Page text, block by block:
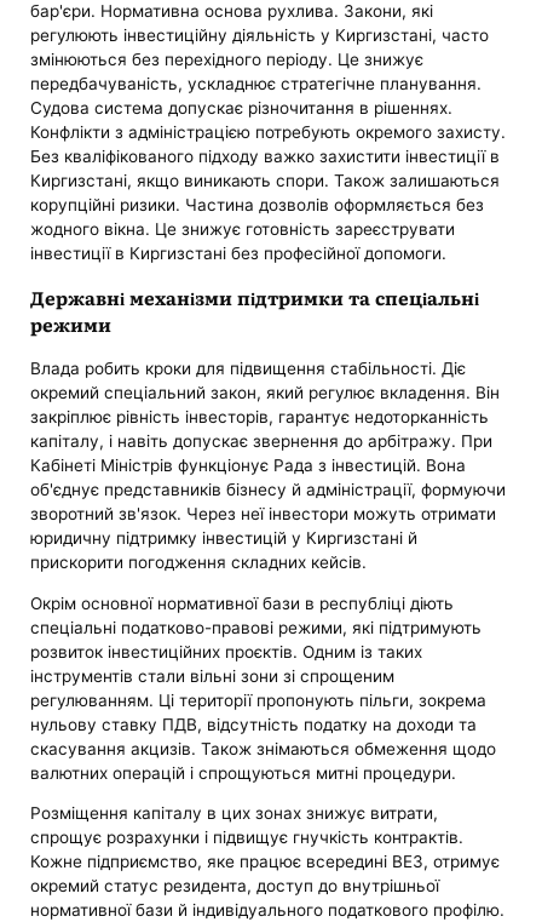
бар'єри. Нормативна основа рухлива. Закони, які
регулюють інвестиційну діяльність у Киргизстані, часто
змінюються без перехідного періоду. Це знижує
передбачуваність, ускладнює стратегічне планування.
Судова система допускає різночитання в рішеннях.
Конфлікти з адміністрацією потребують окремого захисту.
Без кваліфікованого підходу важко захистити інвестиції в
Киргизстані, якщо виникають спори. Також залишаються
корупційні ризики. Частина дозволів оформляється без
жодного вікна. Це знижує готовність зареєструвати
інвестиції в Киргизстані без професійної допомоги.
Державні механізми підтримки та спеціальні
режими
Влада робить кроки для підвищення стабільності. Діє
окремий спеціальний закон, який регулює вкладення. Він
закріплює рівність інвесторів, гарантує недоторканність
капіталу, і навіть допускає звернення до арбітражу. При
Кабінеті Міністрів функціонує Рада з інвестицій. Вона
об'єднує представників бізнесу й адміністрації, формуючи
зворотний зв'язок. Через неї інвестори можуть отримати
юридичну підтримку інвестицій у Киргизстані й
прискорити погодження складних кейсів.
Окрім основної нормативної бази в республіці діють
спеціальні податково-правові режими, які підтримують
розвиток інвестиційних проєктів. Одним із таких
інструментів стали вільні зони зі спрощеним
регулюванням. Ці території пропонують пільги, зокрема
нульову ставку ПДВ, відсутність податку на доходи та
скасування акцизів. Також знімаються обмеження щодо
валютних операцій і спрощуються митні процедури.
Розміщення капіталу в цих зонах знижує витрати,
спрощує розрахунки і підвищує гнучкість контрактів.
Кожне підприємство, яке працює всередині ВЕЗ, отримує
окремий статус резидента, доступ до внутрішньої
нормативної бази й індивідуального податкового профілю.